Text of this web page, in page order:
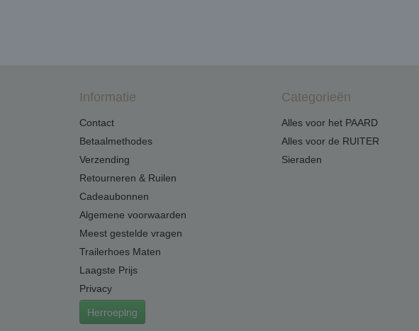
Informatie
Contact
Betaalmethodes
Verzending
Retourneren & Ruilen
Cadeaubonnen
Algemene voorwaarden
Meest gestelde vragen
Trailerhoes Maten
Laagste Prijs
Privacy
Herroeping
Categorieën
Alles voor het PAARD
Alles voor de RUITER
Sieraden